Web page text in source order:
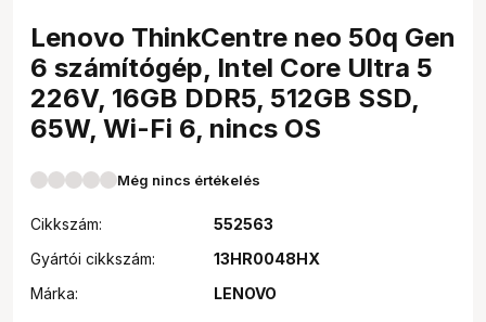
Lenovo ThinkCentre neo 50q Gen
6 számítógép, Intel Core Ultra 5
226V, 16GB DDR5, 512GB SSD,
65W, Wi-Fi 6, nincs OS
Még nincs értékelés
Cikkszám:
552563
Gyártói cikkszám:
13HR0048HX
Márka:
LENOVO